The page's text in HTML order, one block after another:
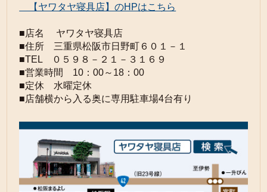
【ヤワタヤ寝具店】のHPはこちら
■店名 ヤワタヤ寝具店
■住所 三重県松阪市日野町６０１－１
■TEL ０５９８－２１－３１６９
■営業時間 10：00～18：00
■定休 水曜定休
■店舗横から入る奥に専用駐車場4台有り